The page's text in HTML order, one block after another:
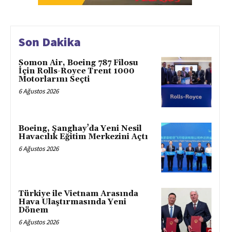
Son Dakika
Somon Air, Boeing 787 Filosu
İçin Rolls-Royce Trent 1000
Motorlarını Seçti
6 Ağustos 2026
Boeing, Şanghay’da Yeni Nesil
Havacılık Eğitim Merkezini Açtı
6 Ağustos 2026
Türkiye ile Vietnam Arasında
Hava Ulaştırmasında Yeni
Dönem
6 Ağustos 2026